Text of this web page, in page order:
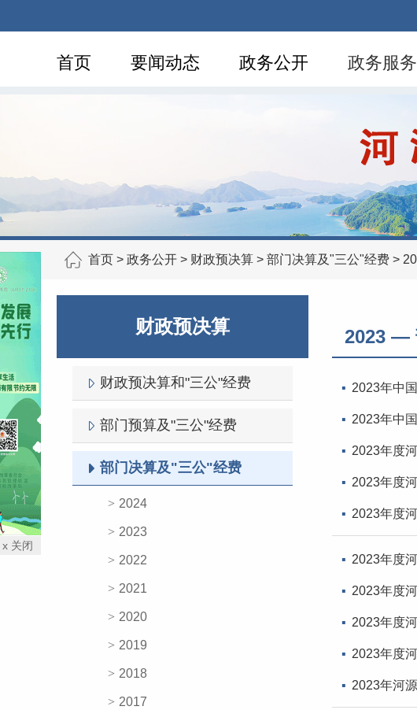
首页 要闻动态 政务公开 政务服务
首页 > 政务公开 > 财政预决算 > 部门决算及"三公"经费 >
财政预决算
财政预决算和"三公"经费
部门预算及"三公"经费
部门决算及"三公"经费
2024
2023
2022
2021
2020
2019
2018
2017
2023 —
2023年中
2023年中
2023年度
2023年度
2023年度
2023年度
2023年度
2023年度
2023年度
2023年河
x 关闭